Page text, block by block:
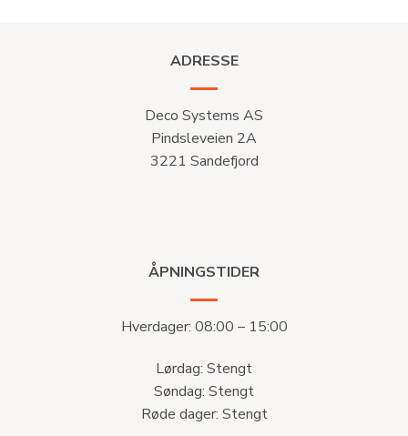
ADRESSE
Deco Systems AS
Pindsleveien 2A
3221 Sandefjord
ÅPNINGSTIDER
Hverdager: 08:00 – 15:00
Lørdag: Stengt
Søndag: Stengt
Røde dager: Stengt